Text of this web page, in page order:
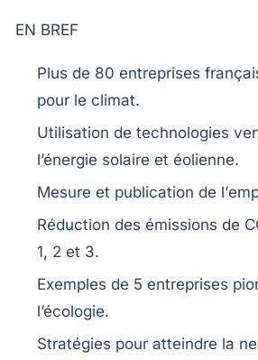
EN BREF
Plus de 80 entreprises
pour le climat.
Utilisation de technologies
l’énergie solaire et éolienne.
Mesure et publication de l’
Réduction des émissions de
1, 2 et 3.
Exemples de 5 entreprises
l’écologie.
Stratégies pour atteindre la